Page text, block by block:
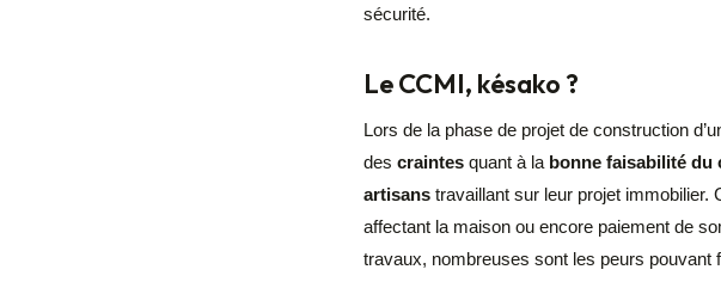
sécurité.
Le CCMI, késako ?
Lors de la phase de projet de construction
des craintes quant à la bonne faisabilité du
artisans travaillant sur leur projet immobilier.
affectant la maison ou encore paiement de
travaux, nombreuses sont les peurs pouvant